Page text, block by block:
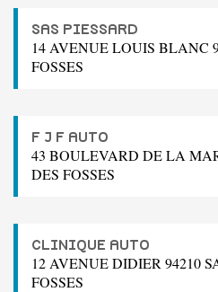
SAS PIESSARD
14 AVENUE LOUIS BLANC
FOSSES
F J F AUTO
43 BOULEVARD DE LA
DES FOSSES
CLINIQUE AUTO
12 AVENUE DIDIER 94210
FOSSES